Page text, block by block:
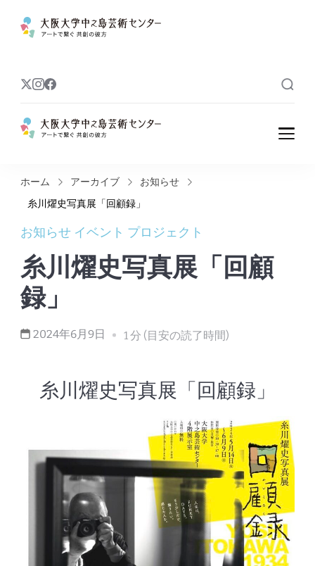
芸術センター
大阪大学中之島
芸術センター
アートで繋ぐ 共創の彼方
ホーム アーカイブ
お知らせ
糸川燿史写真展「回顧録」
お知らせ イベント プロジェクト
糸川燿史写真展「回顧
録」
2024年6月9日 1 分 (目安の読了時間)
糸川燿史写真展「回顧録」